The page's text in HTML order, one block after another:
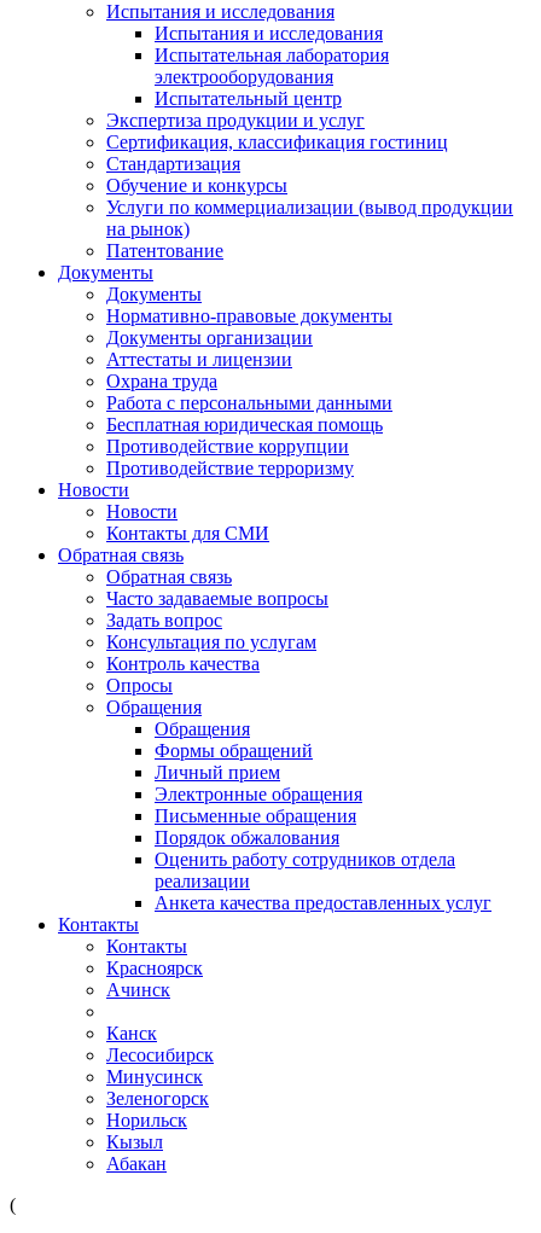
Испытания и исследования
Испытания и исследования
Испытательная лаборатория
электрооборудования
Испытательный центр
Экспертиза продукции и услуг
Сертификация, классификация гостиниц
Стандартизация
Обучение и конкурсы
Услуги по коммерциализации (вывод продукции
на рынок)
Патентование
Документы
Документы
Нормативно-правовые документы
Документы организации
Аттестаты и лицензии
Охрана труда
Работа с персональными данными
Бесплатная юридическая помощь
Противодействие коррупции
Противодействие терроризму
Новости
Новости
Контакты для СМИ
Обратная связь
Обратная связь
Часто задаваемые вопросы
Задать вопрос
Консультация по услугам
Контроль качества
Опросы
Обращения
Обращения
Формы обращений
Личный прием
Электронные обращения
Письменные обращения
Порядок обжалования
Оценить работу сотрудников отдела
реализации
Анкета качества предоставленных услуг
Контакты
Контакты
Красноярск
Ачинск
Канск
Лесосибирск
Минусинск
Зеленогорск
Норильск
Кызыл
Абакан
(